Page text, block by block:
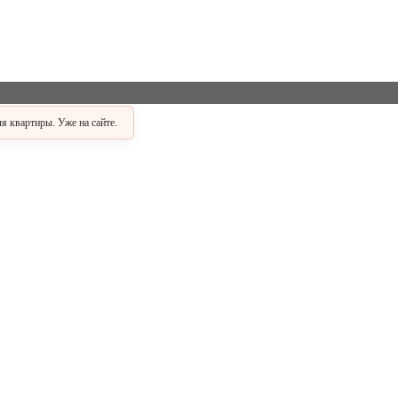
квартиры. Уже на сайте.